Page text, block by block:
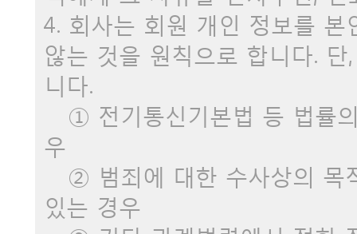
4. 회사는 회원 개인 정보를 본
않는 것을 원칙으로 합니다.
니다.
① 전기통신기본법 등 법률
우
② 범죄에 대한 수사상의 목
있는 경우